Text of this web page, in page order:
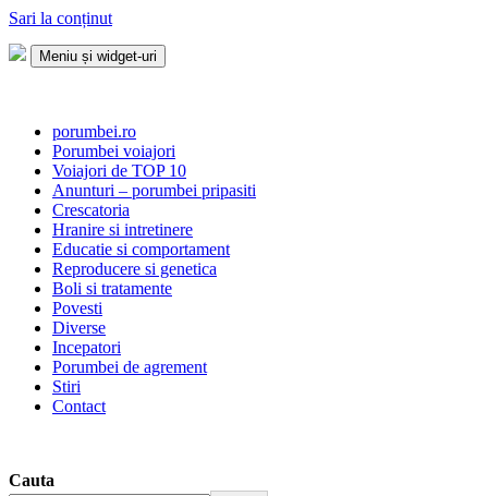
Sari la conținut
Meniu și widget-uri
porumbei.ro
Porumbei voiajori
Voiajori de TOP 10
Anunturi – porumbei pripasiti
Crescatoria
Hranire si intretinere
Educatie si comportament
Reproducere si genetica
Boli si tratamente
Povesti
Diverse
Incepatori
Porumbei de agrement
Stiri
Contact
Cauta